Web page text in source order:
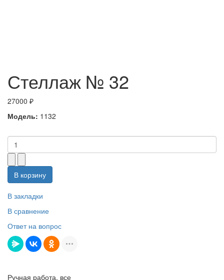
Стеллаж № 32
27000 ₽
Модель: 1132
В корзину
В закладки
В сравнение
Ответ на вопрос
Ручная работа, все